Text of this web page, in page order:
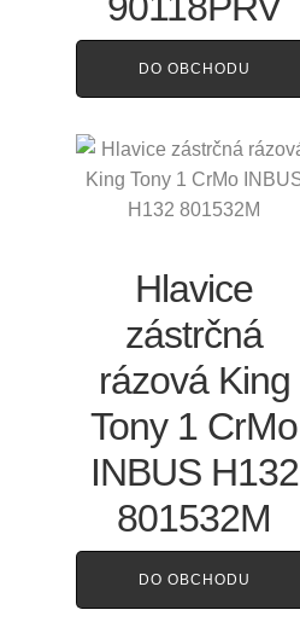
DO OBCHODU
Hlavice
zástrčná
rázová King
Tony 1 CrMo
INBUS H132
801532M
DO OBCHODU